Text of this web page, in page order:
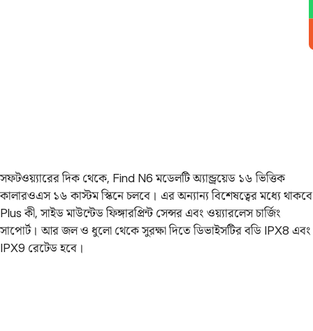
সফটওয়্যারের দিক থেকে, Find N6 মডেলটি অ্যান্ড্রয়েড ১৬ ভিত্তিক
কালারওএস ১৬ কাস্টম স্কিনে চলবে। এর অন্যান্য বিশেষত্বের মধ্যে থাকবে
Plus কী, সাইড মাউন্টেড ফিঙ্গারপ্রিন্ট সেন্সর এবং ওয়্যারলেস চার্জিং
সাপোর্ট। আর জল ও ধুলো থেকে সুরক্ষা দিতে ডিভাইসটির বডি IPX8 এবং
IPX9 রেটেড হবে।